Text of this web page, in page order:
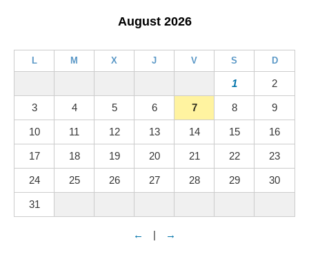
August 2026
L M X J V S D
1 2
3 4 5 6 7 8 9
10 11 12 13 14 15 16
17 18 19 20 21 22 23
24 25 26 27 28 29 30
31
← | →